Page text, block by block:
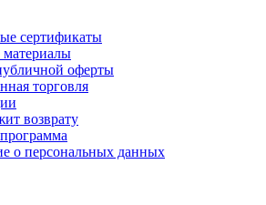
сертификаты
оферты
торговля
возврату
о персональных данных